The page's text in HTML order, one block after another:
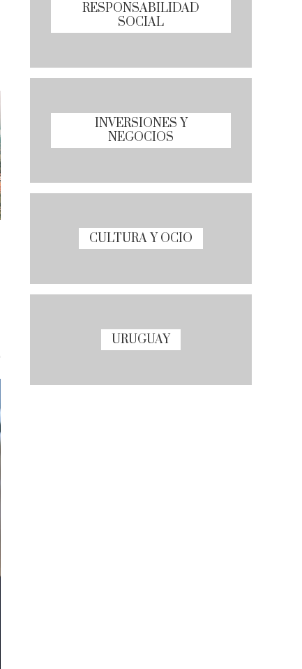
RESPONSABILIDAD
SOCIAL
INVERSIONES Y
NEGOCIOS
CULTURA Y OCIO
URUGUAY